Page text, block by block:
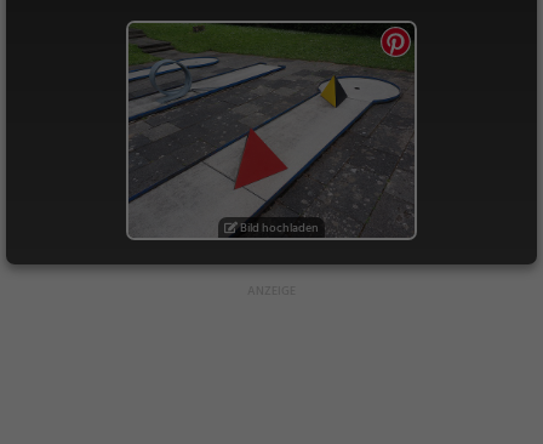
Bild hochladen